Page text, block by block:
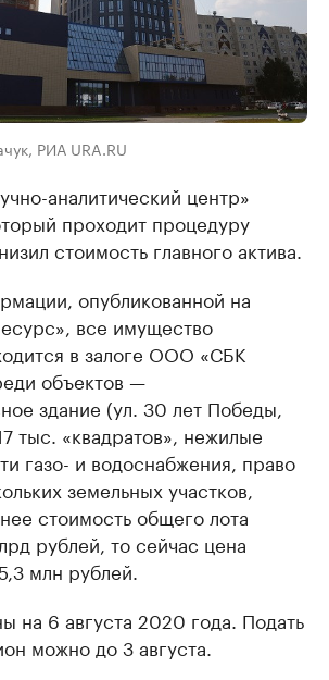
РИА URA.RU
аналитический центр»
проходит процедуру
стоимость главного актива.
опубликованной на
все имущество
в залоге ООО «СБК
объектов —
здание (ул. 30 лет Победы,
тыс. «квадратов», нежилые
газо- и водоснабжения, право
земельных участков,
стоимость общего лота
рублей, то сейчас цена
млн рублей.
на 6 августа 2020 года. Подать
можно до 3 августа.